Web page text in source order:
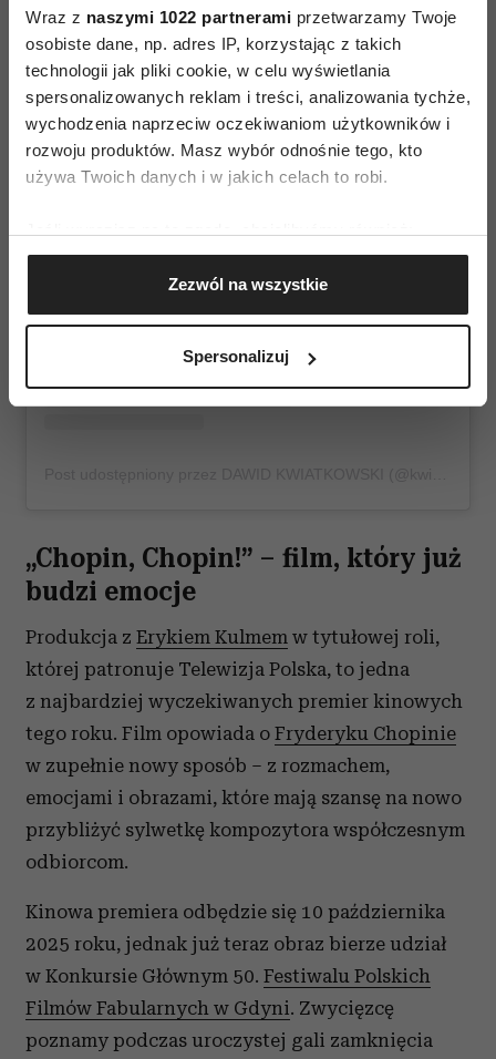
Wraz z naszymi 1022 partnerami przetwarzamy Twoje
osobiste dane, np. adres IP, korzystając z takich
technologii jak pliki cookie, w celu wyświetlania
spersonalizowanych reklam i treści, analizowania tychże,
wychodzenia naprzeciw oczekiwaniom użytkowników i
rozwoju produktów. Masz wybór odnośnie tego, kto
używa Twoich danych i w jakich celach to robi.
Gromadzić dane dotyczące Twojej lokalizacji
geograficznej z dokładnością nawet do kilku metrów
Identyfikować Twoje urządzenie, aktywnie
(fingerprinting, czyli wirtualny odcisk palca)
i reklam, aby oferować funkcje społecznościowe i
analizować ruch w naszej witrynie. Informacje o tym, jak
korzystasz z naszej witryny, udostępniamy partnerom
społecznościowym, reklamowym i analitycznym.
Partnerzy mogą połączyć te informacje z innymi danymi
otrzymanymi od Ciebie lub uzyskanymi podczas
korzystania z ich usług.
Zezwól na wszystkie
Spersonalizuj
„Chopin, Chopin!” – film, który już
budzi emocje
Produkcja z Erykiem Kulmem w tytułowej roli,
której patronuje Telewizja Polska, to jedna
z najbardziej wyczekiwanych premier kinowych
tego roku. Film opowiada o Fryderyku Chopinie
w zupełnie nowy sposób – z rozmachem,
emocjami i obrazami, które mają szansę na nowo
przybliżyć sylwetkę kompozytora współczesnym
odbiorcom.
Kinowa premiera odbędzie się 10 października
2025 roku, jednak już teraz obraz bierze udział
w Konkursie Głównym 50. Festiwalu Polskich
Filmów Fabularnych w Gdyni. Zwycięzcę
poznamy podczas uroczystej gali zamknięcia